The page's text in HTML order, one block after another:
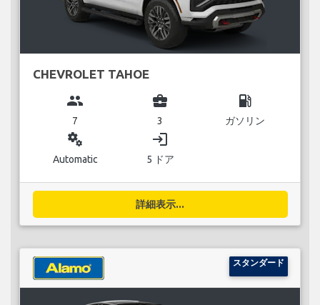
CHEVROLET TAHOE
group
7
business_center
3
local_gas_station
ガソリン
miscellaneous_services
Automatic
login
5 ドア
詳細表示...
スタンダード